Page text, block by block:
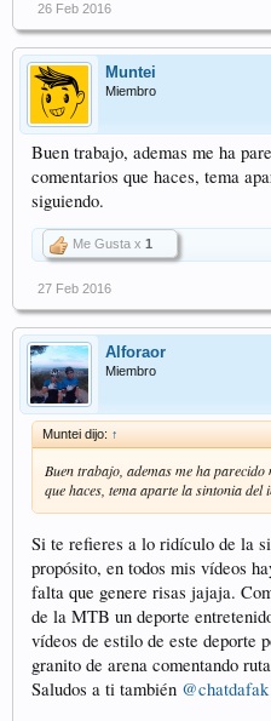
26 Feb 2016
Muntei
Miembro
Buen trabajo, ademas me ha
comentarios que haces, tema
siguiendo.
Me Gusta x 1
27 Feb 2016
Alforaor
Miembro
Muntei dijo: ↑
Buen trabajo, ademas me ha
que haces, tema aparte la sintonia del
Si te refieres a lo ridículo de la
propósito, en todos mis vídeos
falta que genere risas jajaja.
de la MTB un deporte
vídeos de estilo de este deporte
granito de arena comentando
Saludos a ti también @chatdafak